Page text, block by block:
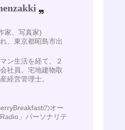
家、写真家)
、東京都昭島市出
ン生活を経て、２
社員。宅地建物取
経営管理士。
のオー
」パーソナリテ